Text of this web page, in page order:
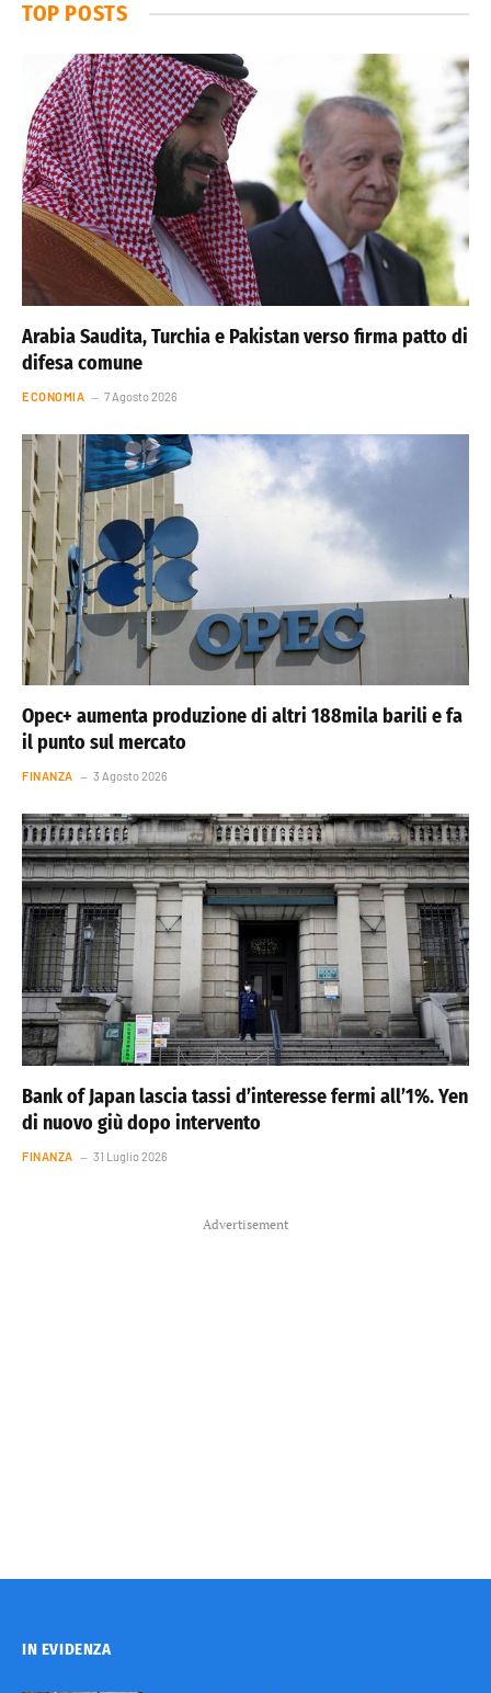
TOP POSTS
Arabia Saudita, Turchia e Pakistan verso firma patto di
difesa comune
ECONOMIA 7 Agosto 2026
Opec+ aumenta produzione di altri 188mila barili e fa
il punto sul mercato
FINANZA 3 Agosto 2026
Bank of Japan lascia tassi d’interesse fermi all’1%. Yen
di nuovo giù dopo intervento
FINANZA 31 Luglio 2026
Advertisement
IN EVIDENZA